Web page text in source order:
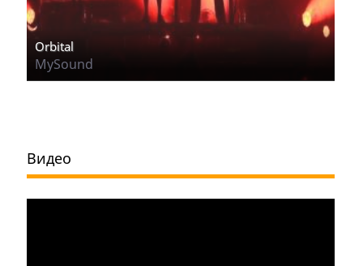
Orbital
MySound
Видео